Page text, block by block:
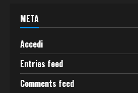
META
Accedi
Entries feed
Comments feed